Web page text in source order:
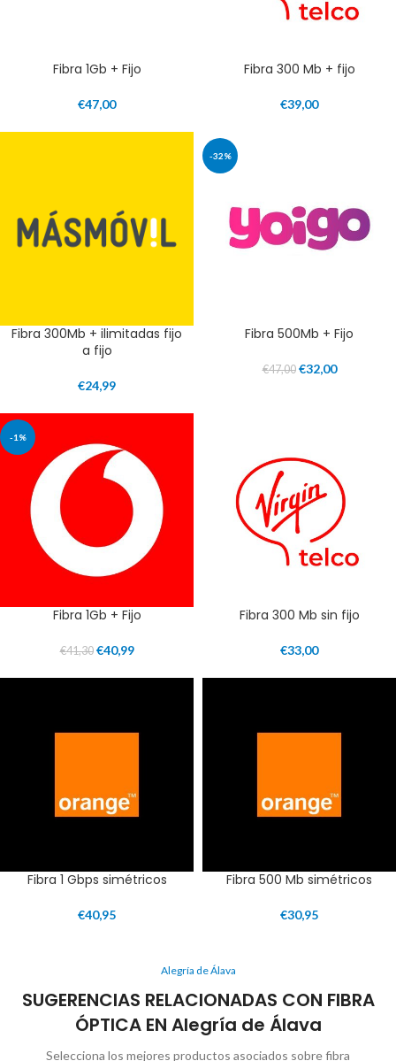
Fibra 1Gb + Fijo
€47,00
Fibra 300 Mb + fijo
€39,00
Fibra 300Mb + ilimitadas fijo
a fijo
€24,99
-32%
Fibra 500Mb + Fijo
€47,00 €32,00
-1%
Fibra 1Gb + Fijo
€41,30 €40,99
Fibra 300 Mb sin fijo
€33,00
Fibra 1 Gbps simétricos
€40,95
Fibra 500 Mb simétricos
€30,95
Alegría de Álava
SUGERENCIAS RELACIONADAS CON FIBRA
ÓPTICA EN Alegría de Álava
Selecciona los mejores productos asociados sobre fibra